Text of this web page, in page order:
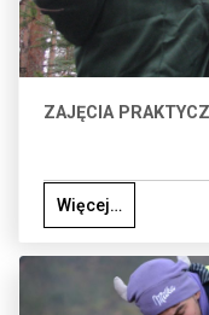
ZAJĘCIA
Więcej…